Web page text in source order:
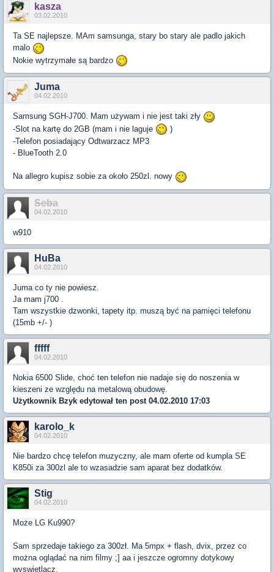
kasza
03.02.2010
Ta SE najlepsze. MAm samsunga, stary bo stary ale padlo jakich
malo
Nokie wytrzymałe są bardzo
Juma
04.02.2010
Samsung SGH-J700. Mam używam i nie jest taki zły
-Slot na kartę do 2GB (mam i nie laguje
)
-Telefon posiadający Odtwarzacz MP3
- BlueTooth 2.0
Na allegro kupisz sobie za około 250zl. nowy
Seba
04.02.2010
w910
HuBa
04.02.2010
Juma co ty nie powiesz.
Ja mam j700 .
Tam wszystkie dzwonki, tapety itp. muszą być na pamięci telefonu
(15mb +/- )
fffff
04.02.2010
Nokia 6500 Slide, choć ten telefon nie nadaje się do noszenia w
kieszeni ze względu na metalową obudowę.
Użytkownik Bzyk edytował ten post 04.02.2010 17:03
karolo_k
04.02.2010
Nie bardzo chcę telefon muzyczny, ale mam oferte od kumpla SE
K850i za 300zl ale to wzasadzie sam aparat bez dodatków.
Stig
04.02.2010
Może LG Ku990?
Sam sprzedaje takiego za 300zł. Ma 5mpx + flash, dvix, przez co
można oglądać na nim filmy ;] aa i jeszcze ogromny dotykowy
wyswietlacz.